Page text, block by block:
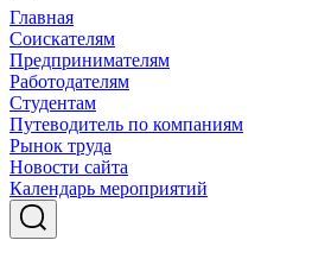
Главная
Соискателям
Предпринимателям
Работодателям
Студентам
Путеводитель по компаниям
Рынок труда
Новости сайта
Календарь мероприятий